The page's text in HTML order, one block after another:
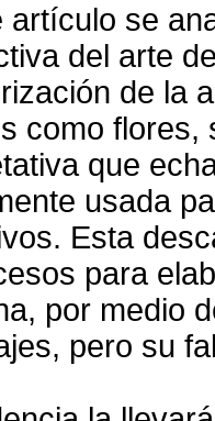
artículo se
del arte
de la
como flores,
que
usada
Esta
para
por medio
pero su